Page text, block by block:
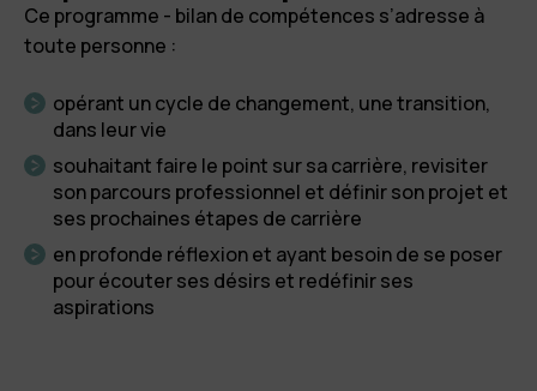
Ce programme - bilan de compétences s’adresse à
toute personne :
opérant un cycle de changement, une transition,
dans leur vie
souhaitant faire le point sur sa carrière, revisiter
son parcours professionnel et définir son projet et
ses prochaines étapes de carrière
en profonde réflexion et ayant besoin de se poser
pour écouter ses désirs et redéfinir ses
aspirations